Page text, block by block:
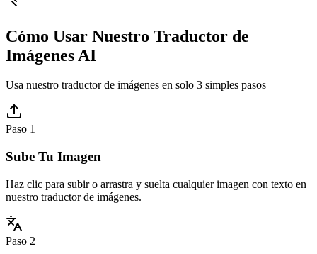
Cómo Usar Nuestro Traductor de
Imágenes AI
Usa nuestro traductor de imágenes en solo 3 simples pasos
Paso 1
Sube Tu Imagen
Haz clic para subir o arrastra y suelta cualquier imagen con texto en
nuestro traductor de imágenes.
Paso 2